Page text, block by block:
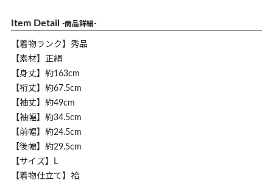
Item Detail -商品詳細-
【着物ランク】秀品
【素材】正絹
【身丈】約163cm
【裄丈】約67.5cm
【袖丈】約49cm
【袖幅】約34.5cm
【前幅】約24.5cm
【後幅】約29.5cm
【サイズ】L
【着物仕立て】袷